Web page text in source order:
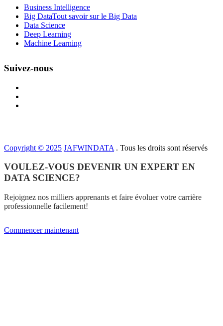
Business Intelligence
Big DataTout savoir sur le Big Data
Data Science
Deep Learning
Machine Learning
Suivez-nous
Copyright © 2025 JAFWINDATA . Tous les droits sont réservés
VOULEZ-VOUS DEVENIR UN EXPERT EN
DATA SCIENCE?
Rejoignez nos milliers apprenants et faire évoluer votre carrière
professionnelle facilement!
Commencer maintenant